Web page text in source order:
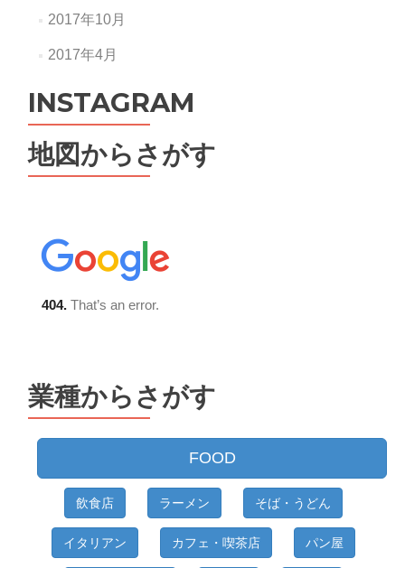
2017年10月
2017年4月
INSTAGRAM
地図からさがす
業種からさがす
FOOD
飲食店 ラーメン そば・うどん
イタリアン カフェ・喫茶店 パン屋